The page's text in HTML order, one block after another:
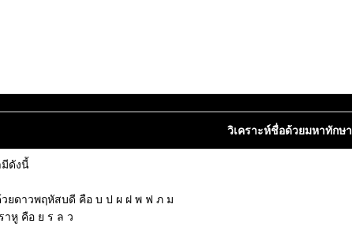
วิเคราะห์ชื่อด้วยมหาทักษา
มีดังนี้
ยดาวพฤหัสบดี คือ บ ป ผ ฝ พ ฟ ภ ม
หู คือ ย ร ล ว